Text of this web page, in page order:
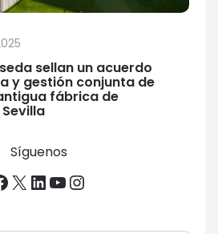
sellan un acuerdo
y gestión conjunta de
fábrica de
Síguenos
X LinkedIn
YouTube
Instagram